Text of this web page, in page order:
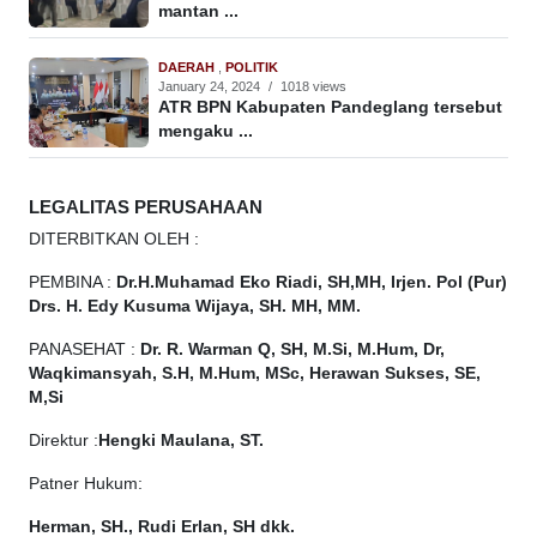
mantan ...
DAERAH
POLITIK
January 24, 2024 / 1018 views
ATR BPN Kabupaten Pandeglang tersebut
mengaku ...
LEGALITAS PERUSAHAAN
DITERBITKAN OLEH :
PEMBINA : Dr.H.Muhamad Eko Riadi, SH,MH, Irjen. Pol (Pur)
Drs. H. Edy Kusuma Wijaya, SH. MH, MM.
PANASEHAT : Dr. R. Warman Q, SH, M.Si, M.Hum, Dr,
Waqkimansyah, S.H, M.Hum, MSc, Herawan Sukses, SE,
M,Si
Direktur : Hengki Maulana, ST.
Patner Hukum:
Herman, SH., Rudi Erlan, SH dkk.